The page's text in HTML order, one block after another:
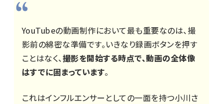
YouTubeの動画制作において最も重要なのは、撮
影前の綿密な準備です。いきなり録画ボタンを押す
ことはなく、撮影を開始する時点で、動画の全体像
はすでに固まっています。
これはインフルエンサーとしての一面を持つ小川さ